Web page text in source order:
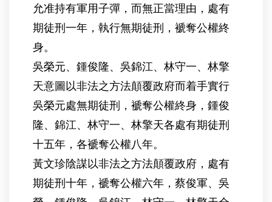
允准持有軍用子彈，而無正當理由，處有
期徒刑一年，執行無期徒刑，褫奪公權終
身。
吳榮元、鍾俊隆、吳錦江、林守一、林擎
天意圖以非法之方法顛覆政府而着手實行
吳榮元處無期徒刑，褫奪公權終身，鍾俊
隆、錦江、林守一、林擎天各處有期徒刑
十五年，各褫奪公權八年。
黃文珍陰謀以非法之方法顛覆政府，處有
期徒刑十年，褫奪公權六年，蔡俊軍、吳